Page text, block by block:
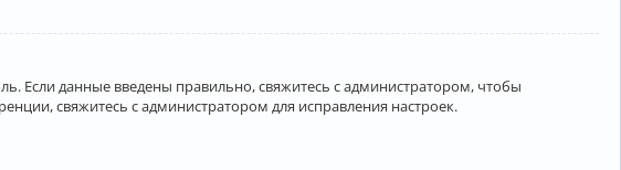
Если данные введены правильно, свяжитесь с администратором, чтобы
свяжитесь с администратором для исправления настроек.